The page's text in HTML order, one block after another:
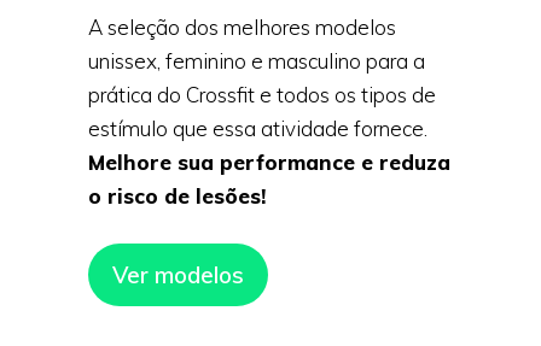
A seleção dos melhores modelos
unissex, feminino e masculino para a
prática do Crossfit e todos os tipos de
estímulo que essa atividade fornece.
Melhore sua performance e reduza
o risco de lesões!
Ver modelos